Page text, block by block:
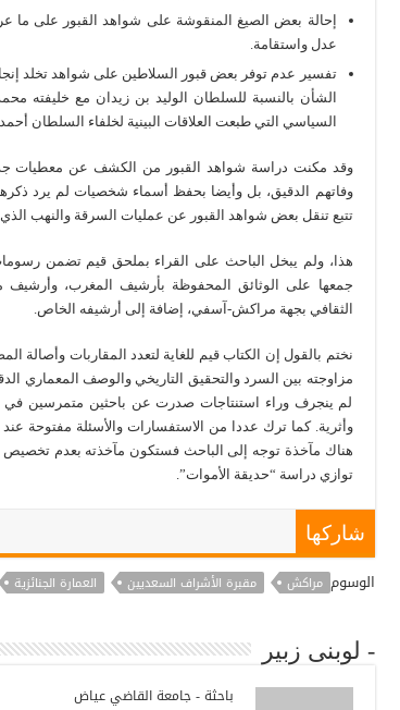
إحالة بعض الصيغ المنقوشة على شواهد القبور على ما
عدل واستقامة.
تفسير عدم توفر بعض قبور السلاطين على شواهد تخلد
الشأن بالنسبة للسلطان الوليد بن زيدان مع خليفته
السياسي التي طبعت العلاقات البينية لخلفاء السلطان أحمد
وقد مكنت دراسة شواهد القبور من الكشف عن معطيات
وفاتهم الدقيق، بل وأيضا بحفظ أسماء شخصيات لم يرد
تتبع تنقل بعض شواهد القبور عن عمليات السرقة والنهب الذي
هذا، ولم يبخل الباحث على القراء بملحق قيم تضمن
جمعها على الوثائق المحفوظة بأرشيف المغرب، وأرشيف
الثقافي بجهة مراكش-آسفي، إضافة إلى أرشيفه الخاص.
نختم بالقول إن الكتاب قيم للغاية لتعدد المقاربات وأصالة
مزاوجته بين السرد والتحقيق التاريخي والوصف المعماري
لم ينجرف وراء استنتاجات صدرت عن باحثين متمرسين في
وأثرية. كما ترك عددا من الاستفسارات والأسئلة مفتوحة عند
هناك مآخذة توجه إلى الباحث فستكون مآخذته بعدم تخصيص
توازي دراسة “حديقة الأموات”.
شاركها
الوسوم مراكش مقبرة الأشراف السعديين العمارة الجنائزية
- لوبنى زبير
باحثة - جامعة القاضي عياض